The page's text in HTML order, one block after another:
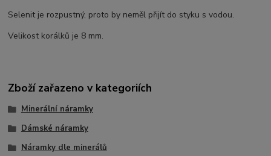
Selenit je rozpustný, proto by neměl přijít do styku s vodou.
Velikost korálků je 8 mm.
Zboží zařazeno v kategoriích
Minerální náramky
Dámské náramky
Náramky dle minerálů